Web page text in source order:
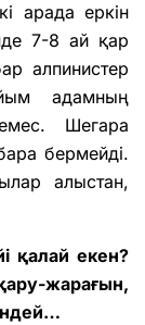
арада еркін
7-8 ай қар
алпинистер
адамның
Шегара
бермейді.
алыстан,
қалай екен?
жарағын,